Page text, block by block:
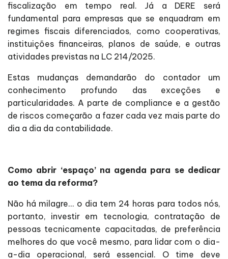
fiscalização em tempo real. Já a DERE será
fundamental para empresas que se enquadram em
regimes fiscais diferenciados, como cooperativas,
instituições financeiras, planos de saúde, e outras
atividades previstas na LC 214/2025.
Estas mudanças demandarão do contador um
conhecimento profundo das exceções e
particularidades. A parte de compliance e a gestão
de riscos começarão a fazer cada vez mais parte do
dia a dia da contabilidade.
Como abrir ‘espaço’ na agenda para se dedicar
ao tema da reforma?
Não há milagre… o dia tem 24 horas para todos nós,
portanto, investir em tecnologia, contratação de
pessoas tecnicamente capacitadas, de preferência
melhores do que você mesmo, para lidar com o dia-
a-dia operacional, será essencial. O time deve